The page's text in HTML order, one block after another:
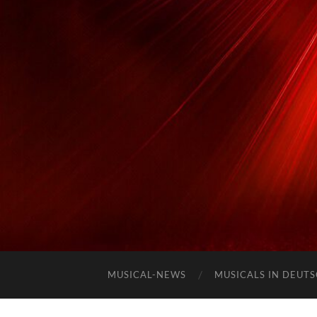
MUSICAL-NEWS MUSICALS IN